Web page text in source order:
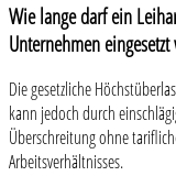
Wie lange darf ein
Unternehmen eingesetzt
Die gesetzliche
kann jedoch durch
Überschreitung ohne
Arbeitsverhältnisses.